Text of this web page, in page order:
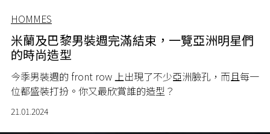
HOMMES
米蘭及巴黎男裝週完滿結束，一覽亞洲明星們
的時尚造型
今季男裝週的 front row 上出現了不少亞洲臉孔，而且每一
位都盛裝打扮。你又最欣賞誰的造型？
21.01.2024